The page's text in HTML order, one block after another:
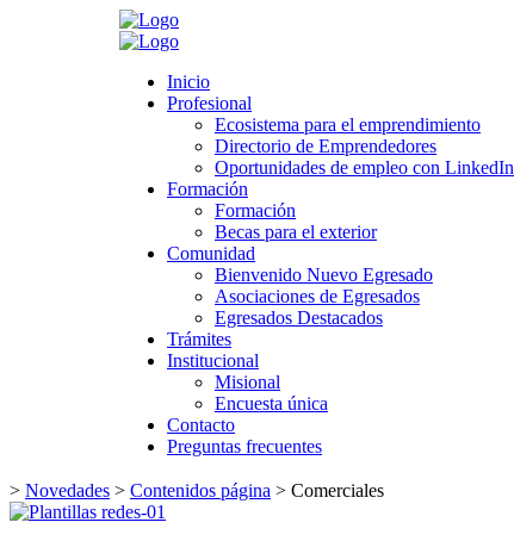
Inicio
Profesional
Ecosistema para el emprendimiento
Directorio de Emprendedores
Oportunidades de empleo con LinkedIn
Formación
Formación
Becas para el exterior
Comunidad
Bienvenido Nuevo Egresado
Asociaciones de Egresados
Egresados Destacados
Trámites
Institucional
Misional
Encuesta única
Contacto
Preguntas frecuentes
Ecosistema para el emprendimiento
Directorio de Emprendedores
Oportunidades de empleo con LinkedIn
Becas para el exterior
Bienvenido Nuevo Egresado
Asociaciones de Egresados
Egresados Destacados
Institucional
Encuesta única
Preguntas frecuentes
> Novedades > Contenidos página > Comerciales